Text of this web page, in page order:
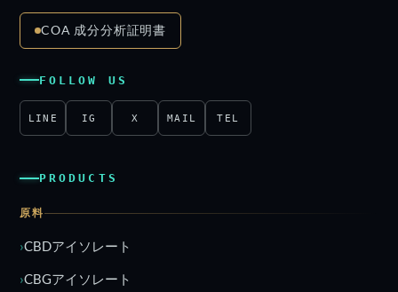
COA 成分分析証明書
FOLLOW US
LINE IG X MAIL TEL
PRODUCTS
原料
CBDアイソレート
CBGアイソレート